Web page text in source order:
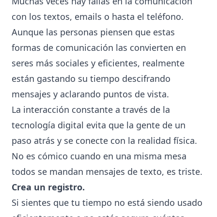
con los textos, emails o hasta el teléfono.
Aunque las personas piensen que estas
formas de comunicación las convierten en
seres más sociales y eficientes, realmente
están gastando su tiempo descifrando
mensajes y aclarando puntos de vista.
La interacción constante a través de la
tecnología digital evita que la gente de un
paso atrás y se conecte con la realidad física.
No es cómico cuando en una misma mesa
todos se mandan mensajes de texto, es triste.
Crea un registro.
Si sientes que tu tiempo no está siendo usado